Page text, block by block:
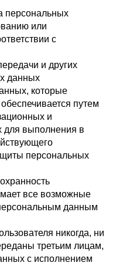
персональных
или
с
и других
данных
которые
путем
и
для выполнения в
персональных
все возможные
данным
никогда, ни
третьим лицам,
с исполнением